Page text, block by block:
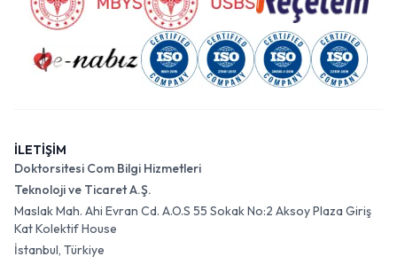
İLETİŞİM
Doktorsitesi Com Bilgi Hizmetleri
Teknoloji ve Ticaret A.Ş.
Maslak Mah. Ahi Evran Cd. A.O.S 55 Sokak No:2 Aksoy Plaza Giriş
Kat Kolektif House
İstanbul, Türkiye